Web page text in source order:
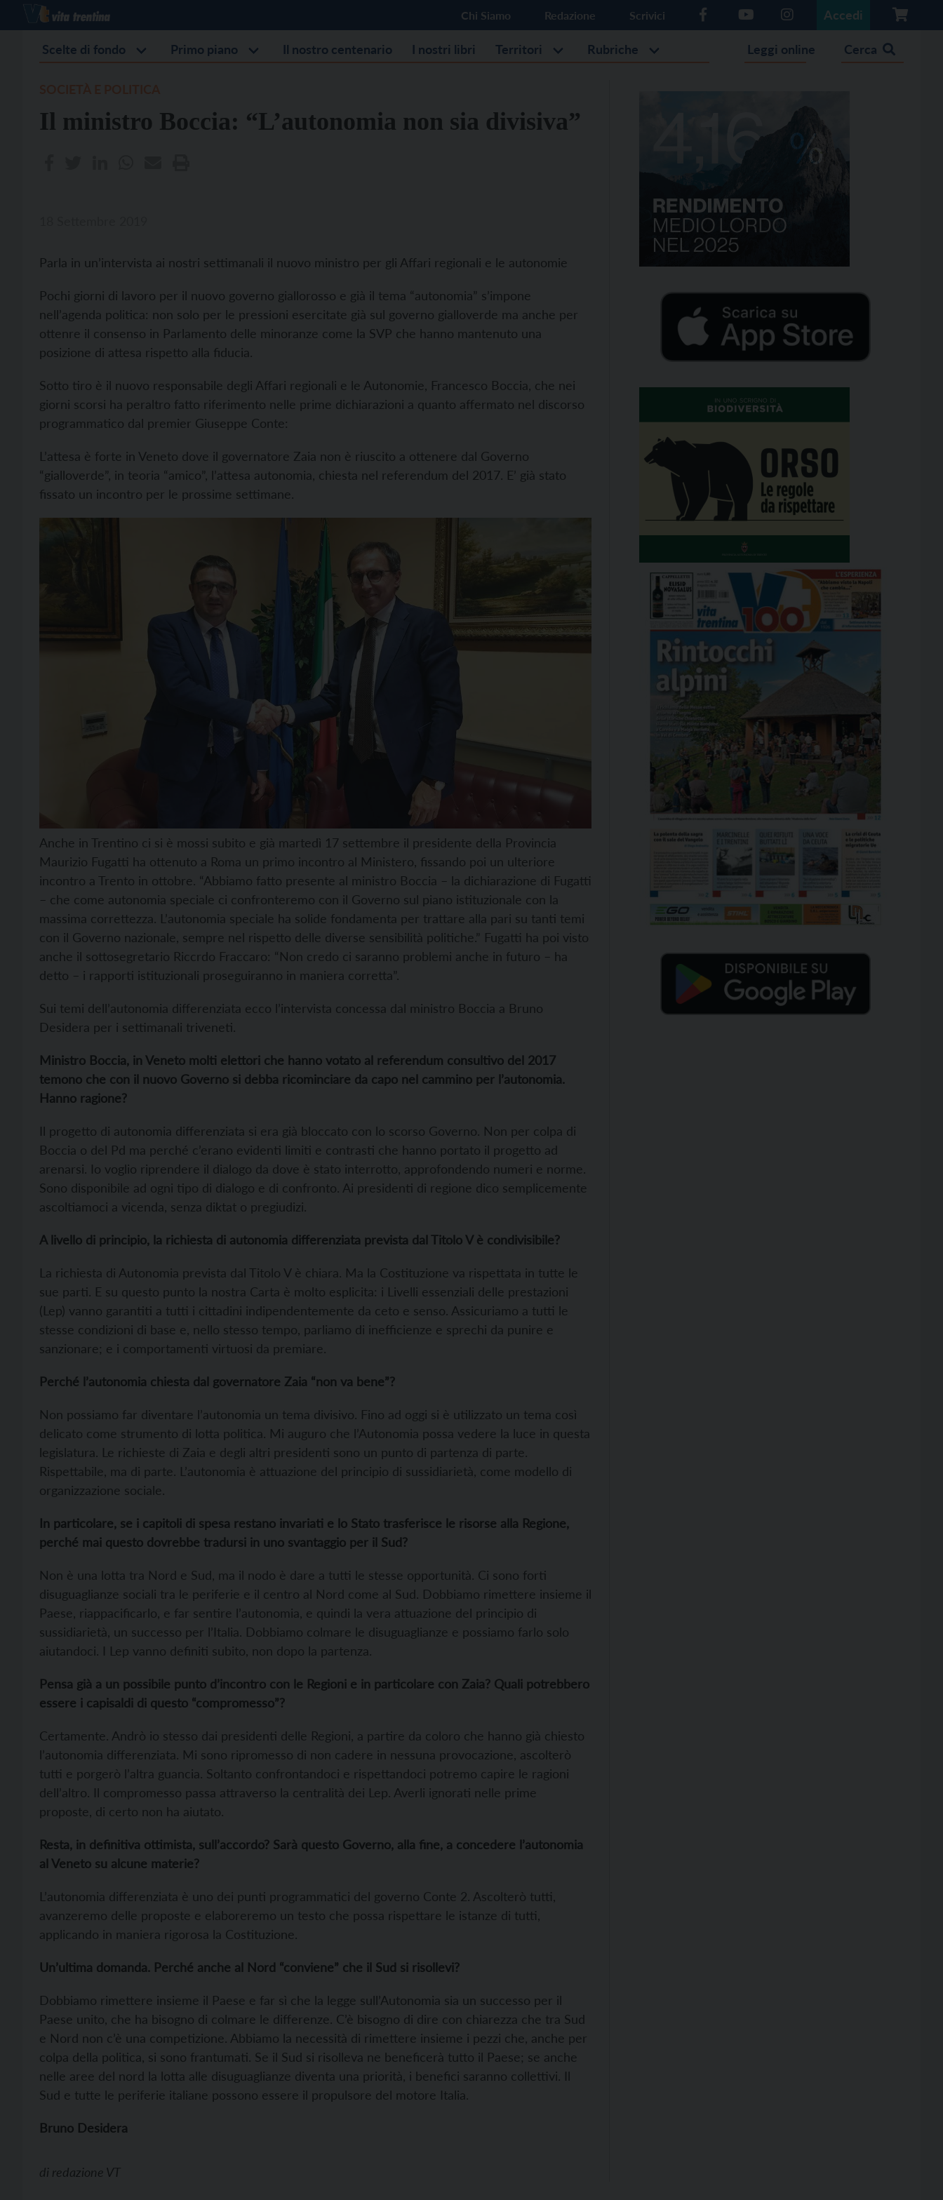
Chi Siamo Redazione Scrivici Accedi
Scelte di fondo Primo piano Il nostro centenario I nostri libri Territori Rubriche Leggi online Cerca
Il ministro Boccia: “L’autonomia non sia divisiva”
Parla in un’intervista ai nostri settimanali il nuovo ministro per gli Affari regionali e le autonomie
Pochi giorni di lavoro per il nuovo governo giallorosso e già il tema “autonomia” s’impone
nell’agenda politica: non solo per le pressioni esercitate già sul governo gialloverde ma anche per
ottenre il consenso in Parlamento delle minoranze come la SVP che hanno mantenuto una
posizione di attesa rispetto alla fiducia.
Sotto tiro è il nuovo responsabile degli Affari regionali e le Autonomie, Francesco Boccia, che nei
giorni scorsi ha peraltro fatto riferimento nelle prime dichiarazioni a quanto affermato nel discorso
programmatico dal premier Giuseppe Conte:
L’attesa è forte in Veneto dove il governatore Zaia non è riuscito a ottenere dal Governo
“gialloverde”, in teoria “amico”, l’attesa autonomia, chiesta nel referendum del 2017. E’ già stato
fissato un incontro per le prossime settimane.
Anche in Trentino ci si è mossi subito e già martedì 17 settembre il presidente della Provincia
Maurizio Fugatti ha ottenuto a Roma un primo incontro al Ministero, fissando poi un ulteriore
incontro a Trento in ottobre. “Abbiamo fatto presente al ministro Boccia – la dichiarazione di Fugatti
– che come autonomia speciale ci confronteremo con il Governo sul piano istituzionale con la
massima correttezza. L’autonomia speciale ha solide fondamenta per trattare alla pari su tanti temi
con il Governo nazionale, sempre nel rispetto delle diverse sensibilità politiche.” Fugatti ha poi visto
anche il sottosegretario Riccrdo Fraccaro: “Non credo ci saranno problemi anche in futuro – ha
detto – i rapporti istituzionali proseguiranno in maniera corretta”.
Sui temi dell’autonomia differenziata ecco l’intervista concessa dal ministro Boccia a Bruno
Desidera per i settimanali triveneti.
Ministro Boccia, in Veneto molti elettori che hanno votato al referendum consultivo del 2017
temono che con il nuovo Governo si debba ricominciare da capo nel cammino per l’autonomia.
Hanno ragione?
Il progetto di autonomia differenziata si era già bloccato con lo scorso Governo. Non per colpa di
Boccia o del Pd ma perché c’erano evidenti limiti e contrasti che hanno portato il progetto ad
arenarsi. Io voglio riprendere il dialogo da dove è stato interrotto, approfondendo numeri e norme.
Sono disponibile ad ogni tipo di dialogo e di confronto. Ai presidenti di regione dico semplicemente
ascoltiamoci a vicenda, senza diktat o pregiudizi.
A livello di principio, la richiesta di autonomia differenziata prevista dal Titolo V è condivisibile?
La richiesta di Autonomia prevista dal Titolo V è chiara. Ma la Costituzione va rispettata in tutte le
sue parti. E su questo punto la nostra Carta è molto esplicita: i Livelli essenziali delle prestazioni
(Lep) vanno garantiti a tutti i cittadini indipendentemente da ceto e senso. Assicuriamo a tutti le
stesse condizioni di base e, nello stesso tempo, parliamo di inefficienze e sprechi da punire e
sanzionare; e i comportamenti virtuosi da premiare.
Perché l’autonomia chiesta dal governatore Zaia “non va bene”?
Non possiamo far diventare l’autonomia un tema divisivo. Fino ad oggi si è utilizzato un tema così
delicato come strumento di lotta politica. Mi auguro che l’Autonomia possa vedere la luce in questa
legislatura. Le richieste di Zaia e degli altri presidenti sono un punto di partenza di parte.
Rispettabile, ma di parte. L’autonomia è attuazione del principio di sussidiarietà, come modello di
organizzazione sociale.
In particolare, se i capitoli di spesa restano invariati e lo Stato trasferisce le risorse alla Regione,
perché mai questo dovrebbe tradursi in uno svantaggio per il Sud?
Non è una lotta tra Nord e Sud, ma il nodo è dare a tutti le stesse opportunità. Ci sono forti
disuguaglianze sociali tra le periferie e il centro al Nord come al Sud. Dobbiamo rimettere insieme il
Paese, riappacificarlo, e far sentire l’autonomia, e quindi la vera attuazione del principio di
sussidiarietà, un successo per l’Italia. Dobbiamo colmare le disuguaglianze e possiamo farlo solo
aiutandoci. I Lep vanno definiti subito, non dopo la partenza.
Pensa già a un possibile punto d’incontro con le Regioni e in particolare con Zaia? Quali potrebbero
essere i capisaldi di questo “compromesso”?
Certamente. Andrò io stesso dai presidenti delle Regioni, a partire da coloro che hanno già chiesto
l’autonomia differenziata. Mi sono ripromesso di non cadere in nessuna provocazione, ascolterò
tutti e porgerò l’altra guancia. Soltanto confrontandoci e rispettandoci potremo capire le ragioni
dell’altro. Il compromesso passa attraverso la centralità dei Lep. Averli ignorati nelle prime
proposte, di certo non ha aiutato.
Resta, in definitiva ottimista, sull’accordo? Sarà questo Governo, alla fine, a concedere l’autonomia
al Veneto su alcune materie?
L’autonomia differenziata è uno dei punti programmatici del governo Conte 2. Ascolterò tutti,
avanzeremo delle proposte e elaboreremo un testo che possa rispettare le istanze di tutti,
applicando in maniera rigorosa la Costituzione.
Un’ultima domanda. Perché anche al Nord “conviene” che il Sud si risollevi?
Dobbiamo rimettere insieme il Paese e far sì che la legge sull’Autonomia sia un successo per il
Paese unito, che ha bisogno di colmare le differenze. C’è bisogno di dire con chiarezza che tra Sud
e Nord non c’è una competizione. Abbiamo la necessità di rimettere insieme i pezzi che, anche per
colpa della politica, si sono frantumati. Se il Sud si risolleva ne beneficerà tutto il Paese; se anche
nelle aree del nord la lotta alle disuguaglianze diventa una priorità, i benefici saranno collettivi. Il
Sud e tutte le periferie italiane possono essere il propulsore del motore Italia.
Bruno Desidera
di redazione VT